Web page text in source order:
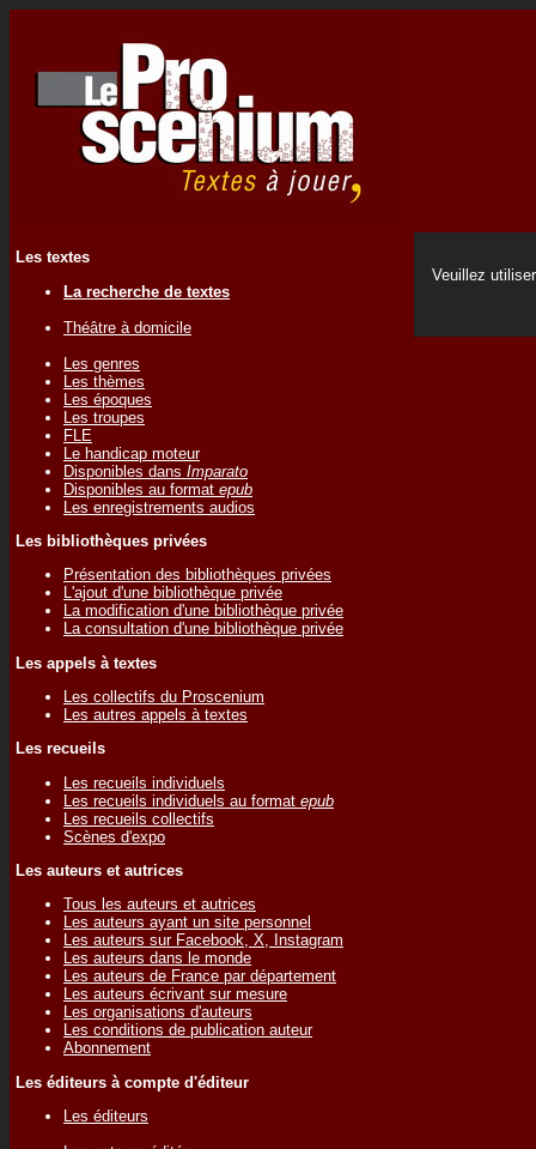
Les textes
La recherche de textes
Théâtre à domicile
Les genres
Les thèmes
Les époques
Les troupes
FLE
Le handicap moteur
Disponibles dans Imparato
Disponibles au format epub
Les enregistrements audios
Les bibliothèques privées
Présentation des bibliothèques privées
L'ajout d'une bibliothèque privée
La modification d'une bibliothèque privée
La consultation d'une bibliothèque privée
Les appels à textes
Les collectifs du Proscenium
Les autres appels à textes
Les recueils
Les recueils individuels
Les recueils individuels au format epub
Les recueils collectifs
Scènes d'expo
Les auteurs et autrices
Tous les auteurs et autrices
Les auteurs ayant un site personnel
Les auteurs sur Facebook, X, Instagram
Les auteurs dans le monde
Les auteurs de France par département
Les auteurs écrivant sur mesure
Les organisations d'auteurs
Les conditions de publication auteur
Abonnement
Les éditeurs à compte d'éditeur
Les éditeurs
Veuillez